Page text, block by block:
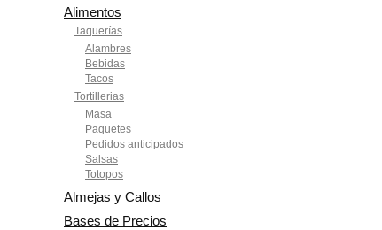
Alimentos
Taquerías
Alambres
Bebidas
Tacos
Tortillerias
Masa
Paquetes
Pedidos anticipados
Salsas
Totopos
Almejas y Callos
Bases de Precios